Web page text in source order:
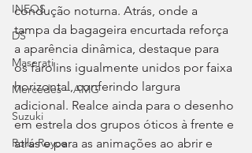
INEOS
DS
Maserati
Mercedes – AMG
Suzuki
Rolls-Royce
condução noturna. Atrás, onde a
tampa da bagageira encurtada reforça
a aparência dinâmica, destaque para
os farolins igualmente unidos por faixa
horizontal, conferindo largura
adicional. Realce ainda para o desenho
em estrela dos grupos óticos à frente e
atrás e para as animações ao abrir e